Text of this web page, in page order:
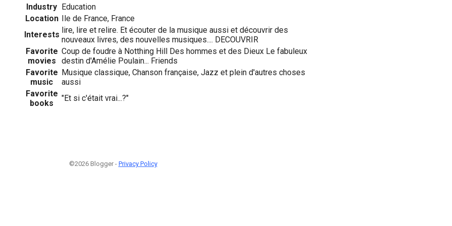
Industry Education
Location Ile de France, France
Interests lire, lire et relire. Et écouter de la musique aussi et découvrir des
nouveaux livres, des nouvelles musiques.... DECOUVRIR
Favorite
movies
Coup de foudre à Notthing Hill Des hommes et des Dieux Le fabuleux
destin d'Amélie Poulain... Friends
Favorite
music
Musique classique, Chanson française, Jazz et plein d'autres choses
aussi
Favorite
books
"Et si c'était vrai...?"
©2026 Blogger - Privacy Policy